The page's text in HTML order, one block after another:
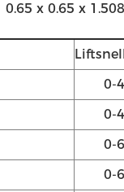
0.65 x 0.65 x
0-
0-
0-
0-